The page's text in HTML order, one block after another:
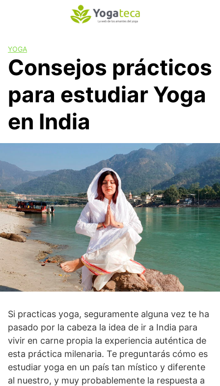
n
d
o
YOGA
Consejos prácticos
para estudiar Yoga
en India
Si practicas yoga, seguramente alguna vez te ha
pasado por la cabeza la idea de ir a India para
vivir en carne propia la experiencia auténtica de
esta práctica milenaria. Te preguntarás cómo es
estudiar yoga en un país tan místico y diferente
al nuestro, y muy probablemente la respuesta a